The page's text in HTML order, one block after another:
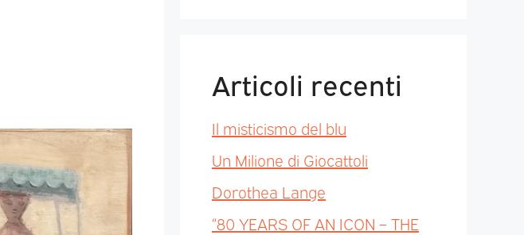
Articoli recenti
Il misticismo del blu
Un Milione di Giocattoli
Dorothea Lange
“80 YEARS OF AN ICON – THE